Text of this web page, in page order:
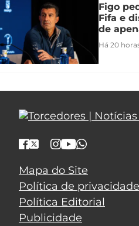
Figo
Fifa e
de
Há 20
Mapa do Site
Política de privacidade
Política Editorial
Publicidade